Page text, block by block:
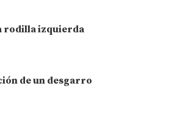
rodilla izquierda
de un desgarro